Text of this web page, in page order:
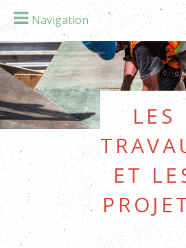
Navigation
Les
et